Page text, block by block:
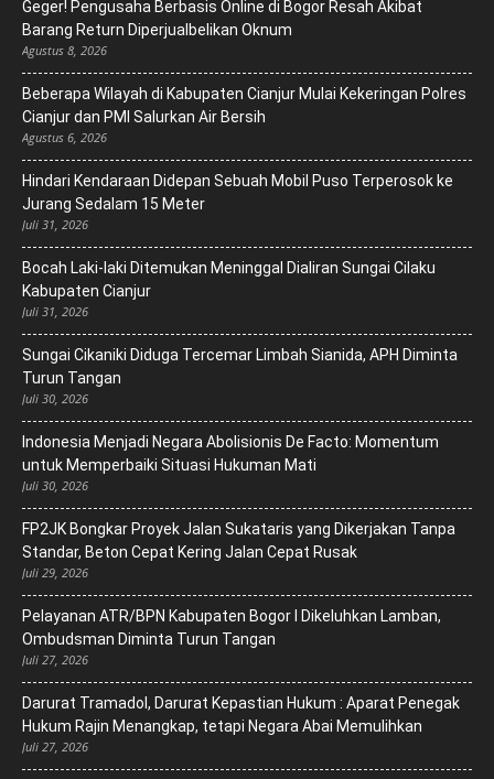
Geger! Pengusaha Berbasis Online di Bogor Resah Akibat
Barang Return Diperjualbelikan Oknum
Agustus 8, 2026
Beberapa Wilayah di Kabupaten Cianjur Mulai Kekeringan Polres
Cianjur dan PMI Salurkan Air Bersih
Agustus 6, 2026
Hindari Kendaraan Didepan Sebuah Mobil Puso Terperosok ke
Jurang Sedalam 15 Meter
Juli 31, 2026
Bocah Laki-laki Ditemukan Meninggal Dialiran Sungai Cilaku
Kabupaten Cianjur
Juli 31, 2026
Sungai Cikaniki Diduga Tercemar Limbah Sianida, APH Diminta
Turun Tangan
Juli 30, 2026
‎Indonesia Menjadi Negara Abolisionis De Facto: Momentum
untuk Memperbaiki Situasi Hukuman Mati
Juli 30, 2026
FP2JK Bongkar Proyek Jalan Sukataris yang Dikerjakan Tanpa
Standar, Beton Cepat Kering Jalan Cepat Rusak
Juli 29, 2026
Pelayanan ATR/BPN Kabupaten Bogor I Dikeluhkan Lamban,
Ombudsman Diminta Turun Tangan
Juli 27, 2026
Darurat Tramadol, Darurat Kepastian Hukum : Aparat Penegak
Hukum Rajin Menangkap, tetapi Negara Abai Memulihkan
Juli 27, 2026